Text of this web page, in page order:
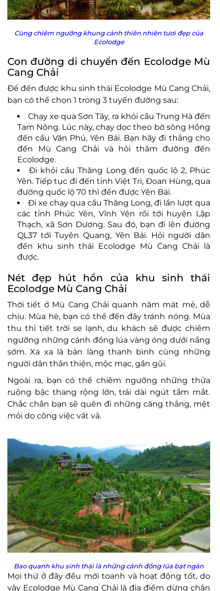
Cùng chiêm ngưỡng khung cảnh thiên nhiên tươi đẹp của
Ecolodge
Con đường di chuyển đến Ecolodge Mù
Cang Chải
Để đến được khu sinh thái Ecolodge Mù Cang Chải,
bạn có thể chọn 1 trong 3 tuyến đường sau:
Chạy xe qua Sơn Tây, ra khỏi cầu Trung Hà đến
Tam Nông. Lúc này, chạy dọc theo bờ sông Hồng
đến cầu Văn Phú, Yên Bái. Bạn hãy đi thẳng cho
đến Mù Cang Chải và hỏi thăm đường đến
Ecolodge.
Đi khỏi cầu Thăng Long đến quốc lộ 2, Phúc
Yên. Tiếp tục đi đến tỉnh Việt Trì, Đoan Hùng, qua
đường quốc lộ 70 thì đến được Yên Bái.
Đi xe chạy qua cầu Thăng Long, đi lần lượt qua
các tỉnh Phúc Yên, Vĩnh Yên rồi tới huyện Lập
Thạch, xã Sơn Dương. Sau đó, bạn đi lên đường
QL37 tới Tuyên Quang, Yên Bái. Hỏi người dân
đến khu sinh thái Ecolodge Mù Cang Chải là
được.
Nét đẹp hút hồn của khu sinh thái
Ecolodge Mù Cang Chải
Thời tiết ở Mù Cang Chải quanh năm mát mẻ, dễ
chịu. Mùa hè, bạn có thể đến đây tránh nóng. Mùa
thu thì tiết trời se lạnh, du khách sẽ được chiêm
ngưỡng những cánh đồng lúa vàng óng dưới nắng
sớm. Xa xa là bản làng thanh bình cùng những
người dân thân thiện, mộc mạc, gần gũi.
Ngoài ra, bạn có thể chiêm ngưỡng những thửa
ruộng bậc thang rộng lớn, trải dài ngút tầm mắt.
Chắc chắn bạn sẽ quên đi những căng thẳng, mệt
mỏi do công việc vất vả.
Bao quanh khu sinh thái là những cánh đồng lúa bạt ngàn
Mọi thứ ở đây đều mới toanh và hoạt động tốt, do
vậy Ecolodge Mù Cang Chải là địa điểm dừng chân